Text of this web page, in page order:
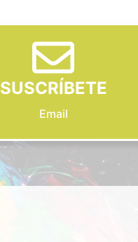
SUSCRÍBETE
Email